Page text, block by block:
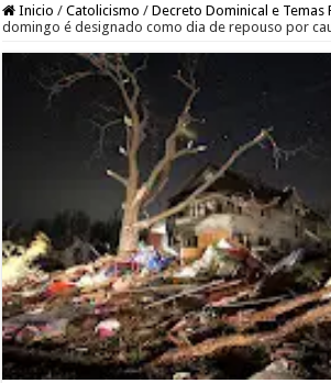
Inicio / Catolicismo / Decreto Dominical e Temas
domingo é designado como dia de repouso por